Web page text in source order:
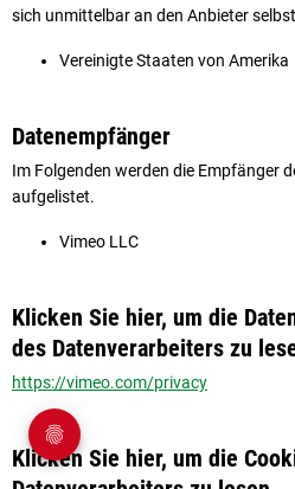
sich unmittelbar an den Anbieter
Vereinigte Staaten von Amerika
Datenempfänger
Im Folgenden werden die Empfänger
aufgelistet.
Vimeo LLC
Klicken Sie hier, um die
des Datenverarbeiters zu
https://vimeo.com/privacy
Klicken Sie hier, um die